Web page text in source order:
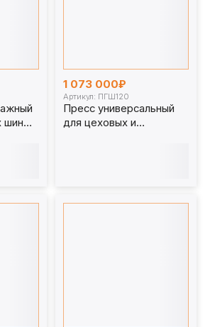
шин
1 073 000₽
Артикул: ПГШ120
Пресс универсальный
для цеховых и